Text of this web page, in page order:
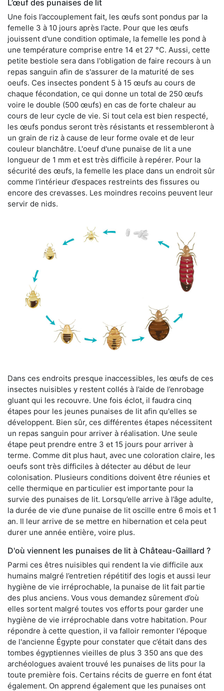
L’œuf des punaises de lit
Une fois l’accouplement fait, les œufs sont pondus par la
femelle 3 à 10 jours après l’acte. Pour que les œufs
jouissent d'une condition optimale, la femelle les pond à
une température comprise entre 14 et 27 °C. Aussi, cette
petite bestiole sera dans l'obligation de faire recours à un
repas sanguin afin de s'assurer de la maturité de ses
oeufs. Ces insectes pondent 5 à 15 œufs au cours de
chaque fécondation, ce qui donne un total de 250 œufs
voire le double (500 œufs) en cas de forte chaleur au
cours de leur cycle de vie. Si tout cela est bien respecté,
les œufs pondus seront très résistants et ressembleront à
un grain de riz à cause de leur forme ovale et de leur
couleur blanchâtre. L'oeuf d'une punaise de lit a une
longueur de 1 mm et est très difficile à repérer. Pour la
sécurité des œufs, la femelle les place dans un endroit sûr
comme l’intérieur d’espaces restreints des fissures ou
encore des crevasses. Les moindres recoins peuvent leur
servir de nids.
Dans ces endroits presque inaccessibles, les œufs de ces
insectes nuisibles y restent collés à l’aide de l’enrobage
gluant qui les recouvre. Une fois éclot, il faudra cinq
étapes pour les jeunes punaises de lit afin qu'elles se
développent. Bien sûr, ces différentes étapes nécessitent
un repas sanguin pour arriver à réalisation. Une seule
étape peut prendre entre 3 et 15 jours pour arriver à
terme. Comme dit plus haut, avec une coloration claire, les
oeufs sont très difficiles à détecter au début de leur
colonisation. Plusieurs conditions doivent être réunies et
celle thermique en particulier est importante pour la
survie des punaises de lit. Lorsqu’elle arrive à l’âge adulte,
la durée de vie d’une punaise de lit oscille entre 6 mois et 1
an. Il leur arrive de se mettre en hibernation et cela peut
durer une année entière, voire plus.
D'où viennent les punaises de lit à Château-Gaillard ?
Parmi ces êtres nuisibles qui rendent la vie difficile aux
humains malgré l’entretien répétitif des logis et aussi leur
hygiène de vie irréprochable, la punaise de lit fait partie
des plus anciens. Vous vous demandez sûrement d’où
elles sortent malgré toutes vos efforts pour garder une
hygiène de vie irréprochable dans votre habitation. Pour
répondre à cette question, il va falloir remonter l'époque
de l'ancienne Égypte pour constater que c’était dans des
tombes égyptiennes vieilles de plus 3 350 ans que des
archéologues avaient trouvé les punaises de lits pour la
toute première fois. Certains récits de guerre en font état
également. On apprend également que les punaises ont